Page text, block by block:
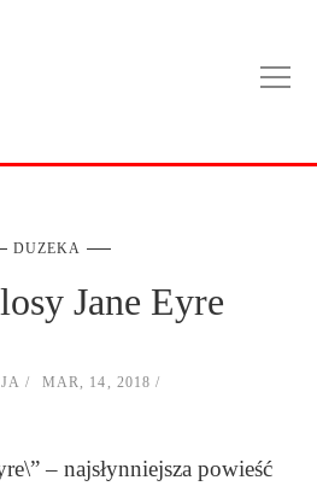
DUZEKA
Jane Eyre
MAR, 14, 2018
– najsłynniejsza powieść